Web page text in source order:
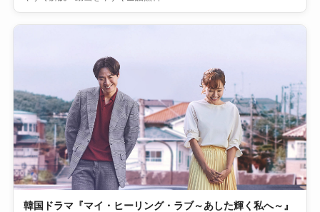
韓国ドラマ『マイ・ヒーリング・ラブ～あした輝く私へ～』